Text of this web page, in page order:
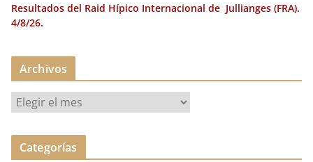
Resultados del Raid Hípico Internacional de Jullianges (FRA).
4/8/26.
Archivos
r
c
Categorías